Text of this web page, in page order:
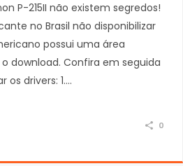
P-215II não existem segredos!
no Brasil não disponibilizar
possui uma área
download. Confira em seguida
os drivers: 1.…
0